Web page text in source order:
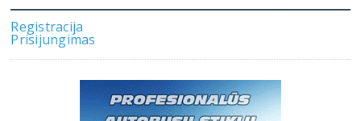
Registracija
Prisijungimas